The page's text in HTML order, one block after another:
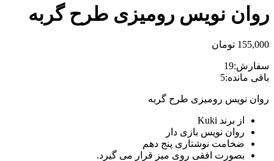
روان نویس رومیزی طرح گربه
155,000 تومان
سفارش:19
باقی مانده:5
روان نویس رومیزی طرح گربه
از برند Kuki
روان نویس بازی دار
ضخامت نوشتاری پنج دهم
بصورت افقی روی میز قرار می گیرد.